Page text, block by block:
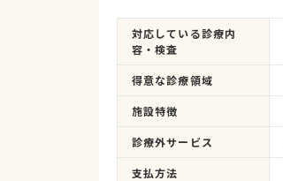
対応している診療内
容・検査
得意な診療領域
施設特徴
診療外サービス
支払方法